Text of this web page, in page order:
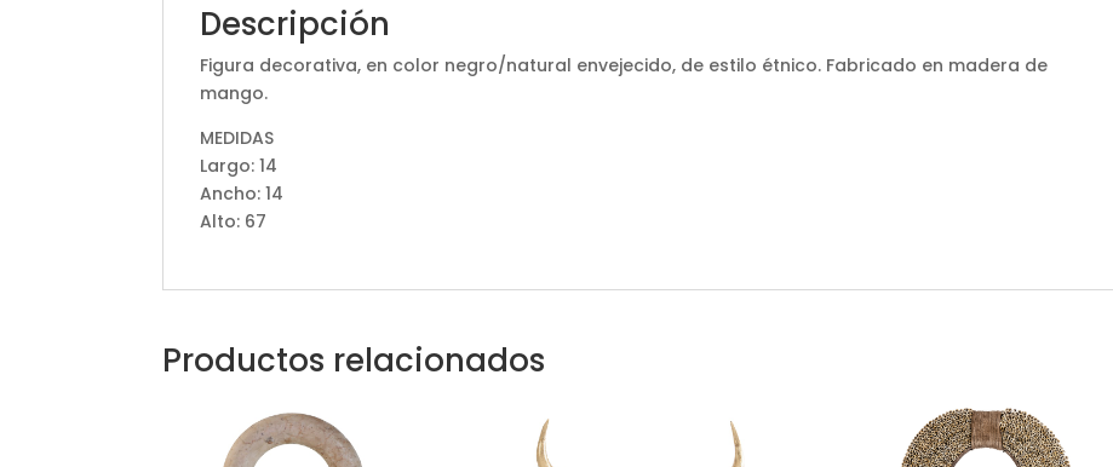
Descripción
Figura decorativa, en color negro/natural envejecido, de estilo étnico. Fabricado en madera de
mango.
MEDIDAS
Largo: 14
Ancho: 14
Alto: 67
Productos relacionados